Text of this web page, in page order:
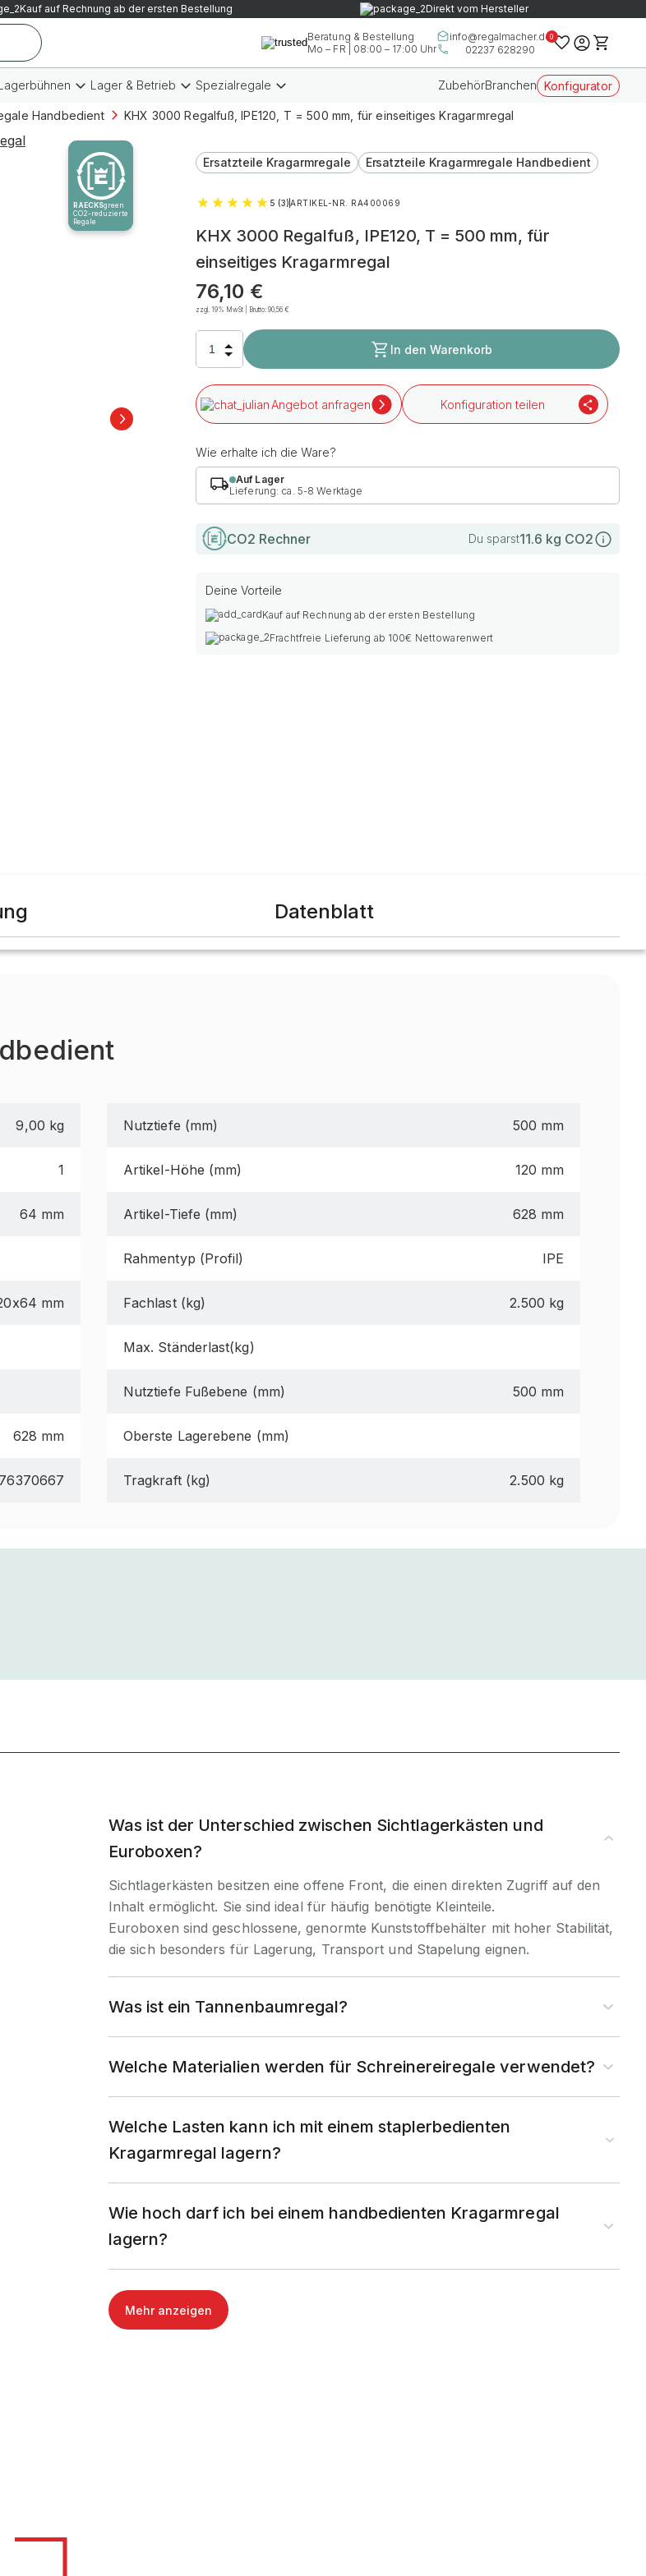
Kauf auf Rechnung ab der ersten Bestellung Direkt vom Hersteller
Beratung & Bestellung
Mo – FR | 08:00 – 17:00 Uhr
info@regalmacher.de
02237 628290
0
Lager & Betrieb Spezialregale ZubehörBranchen Konfigurator
Handbedient KHX 3000 Regalfuß, IPE120, T = 500 mm, für einseitiges Kragarmregal
RAECKSgreen
CO2-reduzierte
Regale
Ersatzteile Kragarmregale Ersatzteile Kragarmregale Handbedient
5 (3)ARTIKEL-NR. RA400069
KHX 3000 Regalfuß, IPE120, T = 500 mm, für
einseitiges Kragarmregal
76,10 €
zzgl. 19% MwSt | Brutto:90,56€
In den Warenkorb
Angebot anfragen Konfiguration teilen
Wie erhalte ich die Ware?
Auf Lager
Lieferung: ca. 5-8 Werktage
CO2 Rechner Du sparst11.6 kg CO2
Deine Vorteile
Kauf auf Rechnung ab der ersten Bestellung
Frachtfreie Lieferung ab 100€ Nettowarenwert
Datenblatt
9,00 kg Nutztiefe (mm) 500 mm
1 Artikel-Höhe (mm) 120 mm
64 mm Artikel-Tiefe (mm) 628 mm
Rahmentyp (Profil) IPE
mm Fachlast (kg) 2.500 kg
Max. Ständerlast(kg)
Nutztiefe Fußebene (mm) 500 mm
628 mm Oberste Lagerebene (mm)
Tragkraft (kg) 2.500 kg
Was ist der Unterschied zwischen Sichtlagerkästen und
Euroboxen?
Sichtlagerkästen besitzen eine offene Front, die einen direkten Zugriff auf den
Inhalt ermöglicht. Sie sind ideal für häufig benötigte Kleinteile.
Euroboxen sind geschlossene, genormte Kunststoffbehälter mit hoher Stabilität,
die sich besonders für Lagerung, Transport und Stapelung eignen.
Was ist ein Tannenbaumregal?
Welche Materialien werden für Schreinereiregale verwendet?
Welche Lasten kann ich mit einem staplerbedienten
Kragarmregal lagern?
Wie hoch darf ich bei einem handbedienten Kragarmregal
lagern?
Mehr anzeigen